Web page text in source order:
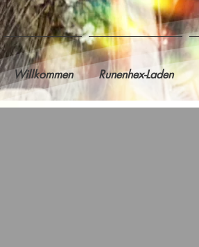
Willkommen Runenhex-Laden